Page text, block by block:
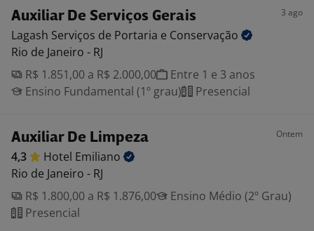
Auxiliar De Serviços Gerais 3 ago
Lagash Serviços de Portaria e Conservação
Rio de Janeiro - RJ
R$ 1.851,00 a R$ 2.000,00
Entre 1 e 3 anos
Ensino Fundamental (1º grau)
Presencial
Auxiliar De Limpeza Ontem
4,3 Hotel Emiliano
Rio de Janeiro - RJ
R$ 1.800,00 a R$ 1.876,00
Ensino Médio (2º Grau)
Presencial